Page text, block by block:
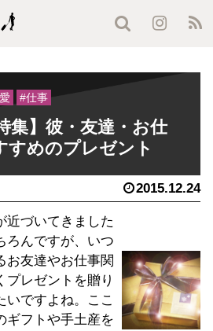
#仕事
集】彼・友達・お仕
めのプレゼント
2015.12.24
近づいてきました
ろんですが、いつ
お友達やお仕事関
プレゼントを贈り
いですよね。ここ
ギフトや手土産を